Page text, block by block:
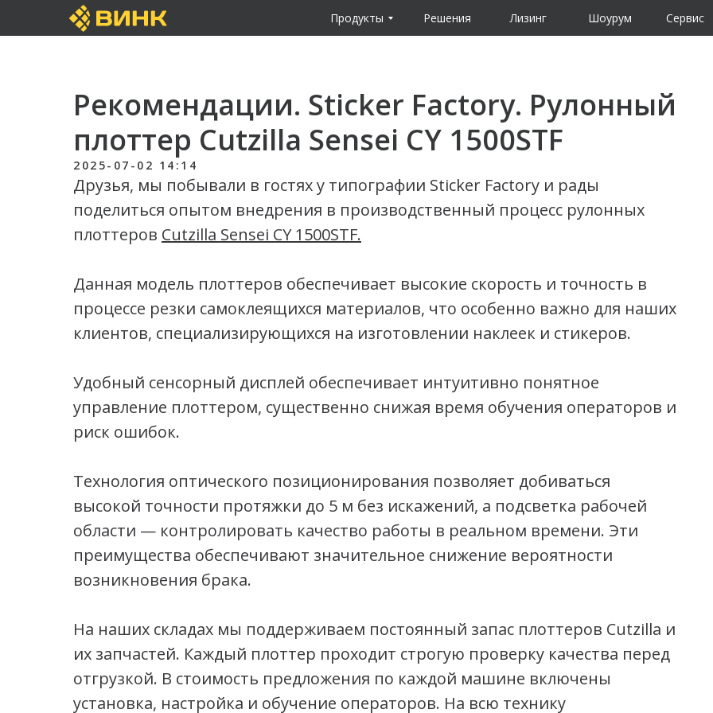
Шоурум Сервис
Продукты Решения Лизинг
Рекомендации. Sticker Factory. Рулонный
плоттер Cutzilla Sensei CY 1500STF
2025-07-02 14:14
Друзья, мы побывали в гостях у типографии Sticker Factory и рады
поделиться опытом внедрения в производственный процесс рулонных
плоттеров Cutzilla Sensei CY 1500STF.
Данная модель плоттеров обеспечивает высокие скорость и точность в
процессе резки самоклеящихся материалов, что особенно важно для наших
клиентов, специализирующихся на изготовлении наклеек и стикеров.
Удобный сенсорный дисплей обеспечивает интуитивно понятное
управление плоттером, существенно снижая время обучения операторов и
риск ошибок.
Технология оптического позиционирования позволяет добиваться
высокой точности протяжки до 5 м без искажений, а подсветка рабочей
области — контролировать качество работы в реальном времени. Эти
преимущества обеспечивают значительное снижение вероятности
возникновения брака.
На наших складах мы поддерживаем постоянный запас плоттеров Cutzilla и
их запчастей. Каждый плоттер проходит строгую проверку качества перед
отгрузкой. В стоимость предложения по каждой машине включены
установка, настройка и обучение операторов. На всю технику